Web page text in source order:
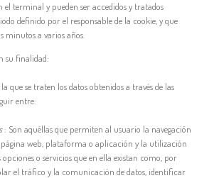
el terminal y pueden ser accedidos y tratados
definido por el responsable de la cookie, y que
minutos a varios años.
su finalidad:
que se traten los datos obtenidos a través de las
entre:
: Son aquéllas que permiten al usuario la navegación
página web, plataforma o aplicación y la utilización
opciones o servicios que en ella existan como, por
el tráfico y la comunicación de datos, identificar